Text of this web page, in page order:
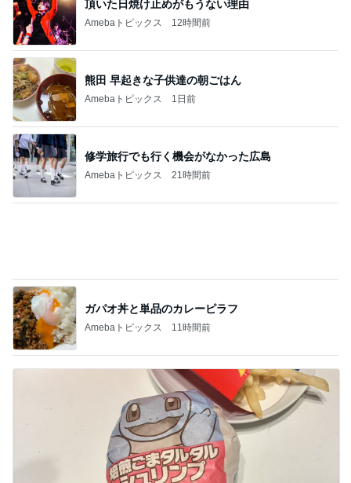
熊田 早起きな子供達の朝ごはん
Amebaトピックス 1日前
修学旅行でも行く機会がなかった広島
Amebaトピックス 21時間前
食べ比べで一番美味しかったマック品